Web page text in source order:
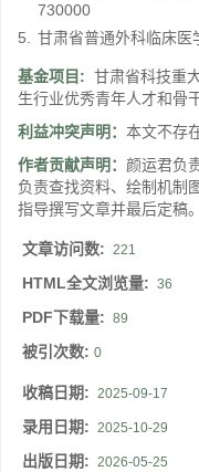
730000
5. 甘肃省普通外科临床
基金项目: 甘肃省科技重
生行业优秀青年人才和骨
利益冲突声明： 本文不存
作者贡献声明： 颜运君负
负责查找资料、绘制机制
指导撰写文章并最后定稿。
文章访问数: 221
HTML全文浏览量: 36
PDF下载量: 89
被引次数: 0
收稿日期: 2025-09-17
录用日期: 2025-10-29
出版日期: 2026-05-25